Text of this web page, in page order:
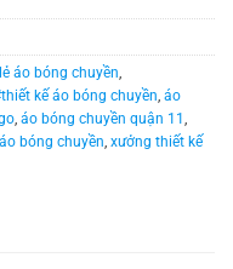
áo bóng chuyền,
kế áo bóng chuyền, áo
, áo bóng chuyền quận 11 ,
bóng chuyền, xưởng thiết kế